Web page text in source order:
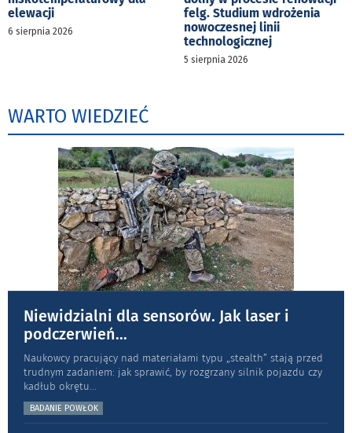
elewacji
6 sierpnia 2026
felg. Studium wdrożenia
nowoczesnej linii
technologicznej
5 sierpnia 2026
WARTO WIEDZIEĆ
Niewidzialni dla sensorów. Jak laser i
podczerwień...
Naukowcy pracujący nad materiałami typu „stea­lth” stają przed
trudnym zadaniem: jak sprawić, by rozgrzany silnik pojazdu czy
kadłub okrętu...
BADANIE POWŁOK